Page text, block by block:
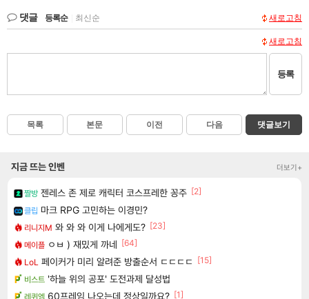
댓글 등록순 최신순 새로고침
새로고침
등록
목록 본문 이전 다음 댓글보기
지금 뜨는 인벤 더보기+
짤방 젠레스 존 제로 캐릭터 코스프레한 꽁주 [2]
클립 마크 RPG 고민하는 이경민?
리니지M 와 와 와 이게 나에게도? [23]
메이플 ㅇㅂ ) 재밌게 까네 [64]
LoL 페이커가 미리 알려준 방출순서 ㄷㄷㄷㄷ [15]
비스트 '하늘 위의 공포' 도전과제 달성법
레퀴엠 60프레임 나오는데 정상일까요? [1]